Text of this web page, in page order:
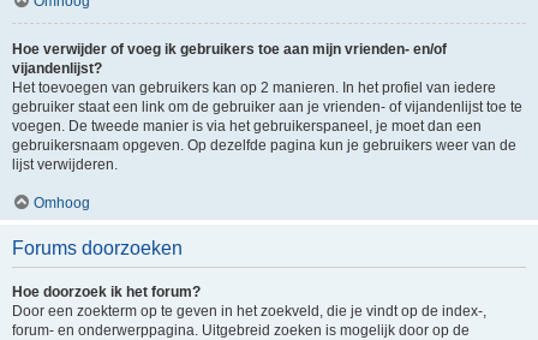
Hoe verwijder of voeg ik gebruikers toe aan mijn vrienden- en/of
vijandenlijst?
Het toevoegen van gebruikers kan op 2 manieren. In het profiel van iedere
gebruiker staat een link om de gebruiker aan je vrienden- of vijandenlijst toe te
voegen. De tweede manier is via het gebruikerspaneel, je moet dan een
gebruikersnaam opgeven. Op dezelfde pagina kun je gebruikers weer van de
lijst verwijderen.
Omhoog
Forums doorzoeken
Hoe doorzoek ik het forum?
Door een zoekterm op te geven in het zoekveld, die je vindt op de index-,
forum- en onderwerppagina. Uitgebreid zoeken is mogelijk door op de